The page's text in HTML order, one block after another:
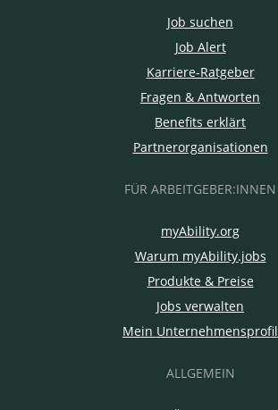
Job suchen
Job Alert
Karriere-Ratgeber
Fragen & Antworten
Benefits erklärt
Partnerorganisationen
FÜR ARBEITGEBER:INNEN
myAbility.org
Warum myAbility.jobs
Produkte & Preise
Jobs verwalten
Mein Unternehmensprofil
ALLGEMEIN